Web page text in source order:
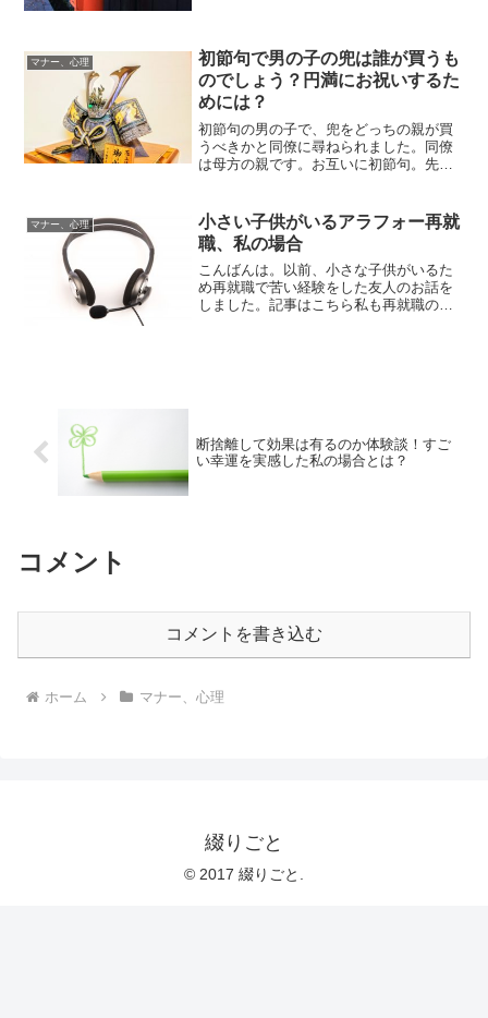
出せるのか？」「どんな文...
マナー、心理
初節句で男の子の兜は誰が買うも
のでしょう？円満にお祝いするた
めには？
初節句の男の子で、兜をどっちの親が買
うべきかと同僚に尋ねられました。同僚
は母方の親です。お互いに初節句。先方
的な常識が自分の考えと合っているか知
りたかったようです。
マナー、心理
小さい子供がいるアラフォー再就
職、私の場合
こんばんは。以前、小さな子供がいるた
め再就職で苦い経験をした友人のお話を
しました。記事はこちら私も再就職の厳
断捨離して効果は有るのか体験談！すご
い幸運を実感した私の場合とは？
コメント
コメントを書き込む
ホーム マナー、心理
綴りごと
© 2017 綴りごと.